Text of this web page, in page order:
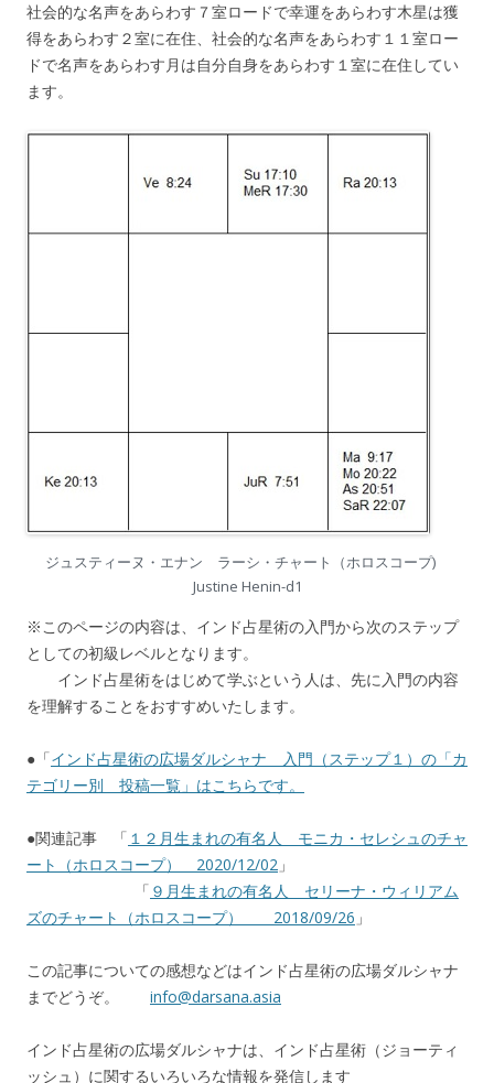
社会的な名声をあらわす７室ロードで幸運をあらわす木星は獲
得をあらわす２室に在住、社会的な名声をあらわす１１室ロー
ドで名声をあらわす月は自分自身をあらわす１室に在住してい
ます。
ジュスティーヌ・エナン ラーシ・チャート（ホロスコープ)
Justine Henin-d1
※このページの内容は、インド占星術の入門から次のステップ
としての初級レベルとなります。
インド占星術をはじめて学ぶという人は、先に入門の内容
を理解することをおすすめいたします。
●「インド占星術の広場ダルシャナ 入門（ステップ１）の「カ
テゴリー別 投稿一覧」はこちらです。
●関連記事 「 １２月生まれの有名人 モニカ・セレシュのチャ
ート（ホロスコープ） 2020/12/02 」
「 ９月生まれの有名人 セリーナ・ウィリアム
ズのチャート（ホロスコープ） 2018/09/26 」
この記事についての感想などはインド占星術の広場ダルシャナ
までどうぞ。 info@darsana.asia
インド占星術の広場ダルシャナは、インド占星術（ジョーティ
ッシュ）に関するいろいろな情報を発信します